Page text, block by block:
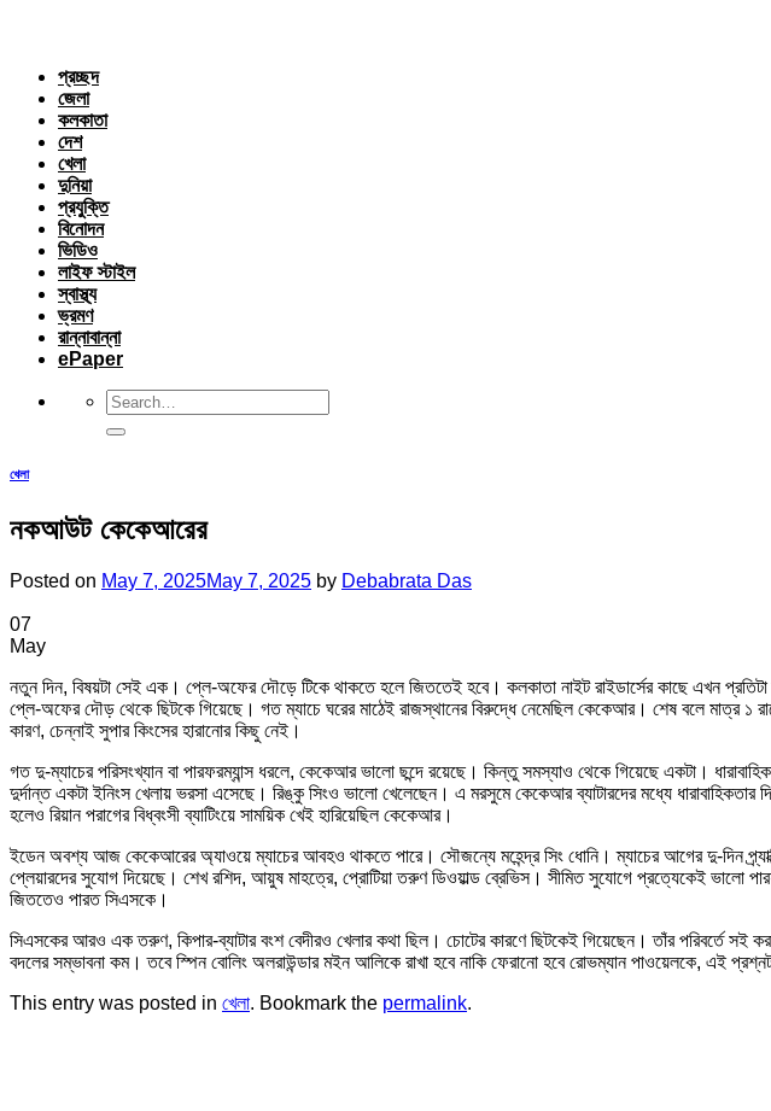
প্রচ্ছদ
জেলা
কলকাতা
দেশ
খেলা
দুনিয়া
প্রযুক্তি
বিনোদন
ভিডিও
লাইফ স্টাইল
স্বাস্থ্য
ভ্রমণ
রান্নাবান্না
ePaper
খেলা
নকআউট কেকেআরের
Posted on May 7, 2025May 7, 2025 by Debabrata Das
07
May
নতুন দিন, বিষয়টা সেই এক। প্লে-অফের দৌড়ে টিকে থাকতে হলে জিততেই হবে। কলকাতা নাইট রাইডার্সের কাছে এখন
প্লে-অফের দৌড় থেকে ছিটকে গিয়েছে। গত ম্যাচে ঘরের মাঠেই রাজস্থানের বিরুদ্ধে নেমেছিল কেকেআর। শেষ বলে
কারণ, চেন্নাই সুপার কিংসের হারানোর কিছু নেই।
গত দু-ম্যাচের পরিসংখ্যান বা পারফরম্যান্স ধরলে, কেকেআর ভালো ছন্দে রয়েছে। কিন্তু সমস্যাও থেকে গিয়েছে একটা।
দুর্দান্ত একটা ইনিংস খেলায় ভরসা এসেছে। রিঙ্কু সিংও ভালো খেলেছেন। এ মরসুমে কেকেআর ব্যাটারদের মধ্যে
হলেও রিয়ান পরাগের বিধ্বংসী ব্যাটিংয়ে সাময়িক খেই হারিয়েছিল কেকেআর।
ইডেন অবশ্য আজ কেকেআরের অ্যাওয়ে ম্যাচের আবহও থাকতে পারে। সৌজন্যে মহেন্দ্র সিং ধোনি। ম্যাচের আগের দু-দিন
প্লেয়ারদের সুযোগ দিয়েছে। শেখ রশিদ, আয়ুষ মাহত্রে, প্রোটিয়া তরুণ ডিওয়াল্ড ব্রেভিস। সীমিত সুযোগে প্রত্যেকেই ভালো
জিততেও পারত সিএসকে।
সিএসকের আরও এক তরুণ, কিপার-ব্যাটার বংশ বেদীরও খেলার কথা ছিল। চোটের কারণে ছিটকেই গিয়েছেন। তাঁর পরিবর্তে
বদলের সম্ভাবনা কম। তবে স্পিন বোলিং অলরাউন্ডার মইন আলিকে রাখা হবে নাকি ফেরানো হবে রোভম্যান পাওয়েলকে, এই
This entry was posted in খেলা. Bookmark the permalink.